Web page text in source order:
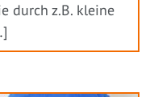
durch z.B. kleine